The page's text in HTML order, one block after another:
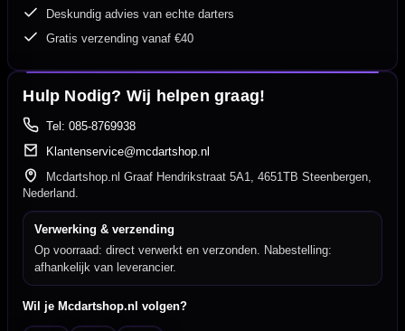
Deskundig advies van echte darters
Gratis verzending vanaf €40
Hulp Nodig? Wij helpen graag!
Tel: 085-8769938
Klantenservice@mcdartshop.nl
Mcdartshop.nl Graaf Hendrikstraat 5A1, 4651TB Steenbergen,
Nederland.
Verwerking & verzending
Op voorraad: direct verwerkt en verzonden. Nabestelling:
afhankelijk van leverancier.
Wil je Mcdartshop.nl volgen?